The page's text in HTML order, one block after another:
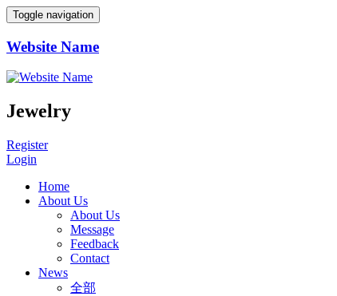
Toggle navigation
Website Name
Jewelry
Register
Login
Home
About Us
About Us
Message
Feedback
Contact
News
全部